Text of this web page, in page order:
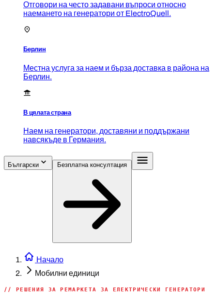
Отговори на често задавани въпроси относно
наемането на генератори от ElectroQuell.
Берлин
Местна услуга за наем и бърза доставка в района на
Берлин.
В цялата страна
Наем на генератори, доставяни и поддържани
навсякъде в Германия.
Български
Начало
Мобилни единици
// РЕШЕНИЯ ЗА РЕМАРКЕТА ЗА ЕЛЕКТРИЧЕСКИ ГЕНЕРАТОРИ